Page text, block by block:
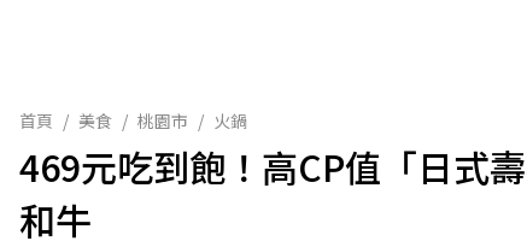
首頁 / 美食 / 桃園市 / 火鍋
469元吃到飽！高CP值「日式
和牛